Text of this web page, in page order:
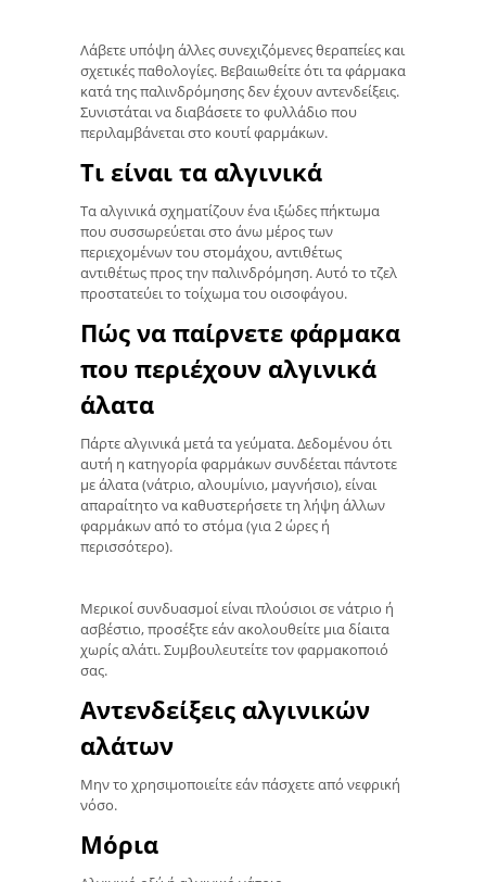
Λάβετε υπόψη άλλες συνεχιζόμενες θεραπείες και
σχετικές παθολογίες. Βεβαιωθείτε ότι τα φάρμακα
κατά της παλινδρόμησης δεν έχουν αντενδείξεις.
Συνιστάται να διαβάσετε το φυλλάδιο που
περιλαμβάνεται στο κουτί φαρμάκων.
Τι είναι τα αλγινικά
Τα αλγινικά σχηματίζουν ένα ιξώδες πήκτωμα
που συσσωρεύεται στο άνω μέρος των
περιεχομένων του στομάχου, αντιθέτως
αντιθέτως προς την παλινδρόμηση. Αυτό το τζελ
προστατεύει το τοίχωμα του οισοφάγου.
Πώς να παίρνετε φάρμακα
που περιέχουν αλγινικά
άλατα
Πάρτε αλγινικά μετά τα γεύματα. Δεδομένου ότι
αυτή η κατηγορία φαρμάκων συνδέεται πάντοτε
με άλατα (νάτριο, αλουμίνιο, μαγνήσιο), είναι
απαραίτητο να καθυστερήσετε τη λήψη άλλων
φαρμάκων από το στόμα (για 2 ώρες ή
περισσότερο).
Μερικοί συνδυασμοί είναι πλούσιοι σε νάτριο ή
ασβέστιο, προσέξτε εάν ακολουθείτε μια δίαιτα
χωρίς αλάτι. Συμβουλευτείτε τον φαρμακοποιό
σας.
Αντενδείξεις αλγινικών
αλάτων
Μην το χρησιμοποιείτε εάν πάσχετε από νεφρική
νόσο.
Μόρια